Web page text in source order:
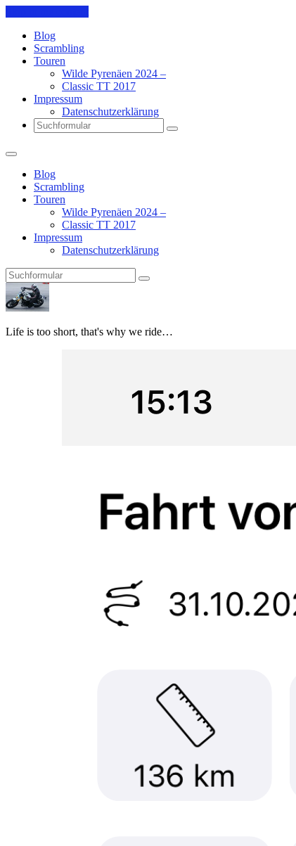
Blog
Scrambling
Touren
Wilde Pyrenäen 2024 –
Classic TT 2017
Impressum
Datenschutzerklärung
Search
Blog
Scrambling
Touren
Wilde Pyrenäen 2024 –
Classic TT 2017
Impressum
Datenschutzerklärung
Search
Pit's
Blog
Life is too short, that's why we ride…